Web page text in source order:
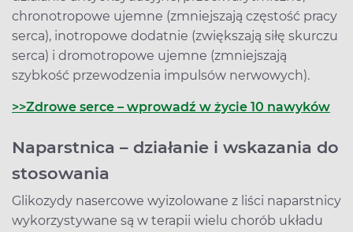
chronotropowe ujemne (zmniejszają częstość pracy
serca), inotropowe dodatnie (zwiększają siłę skurczu
serca) i dromotropowe ujemne (zmniejszają
szybkość przewodzenia impulsów nerwowych).
>>Zdrowe serce – wprowadź w życie 10 nawyków
Naparstnica – działanie i wskazania do
stosowania
Glikozydy nasercowe wyizolowane z liści naparstnicy
wykorzystywane są w terapii wielu chorób układu